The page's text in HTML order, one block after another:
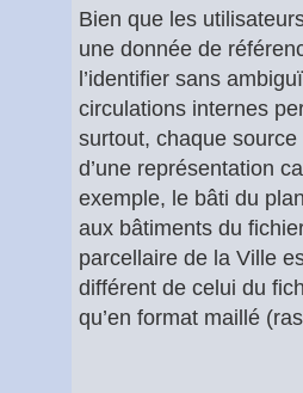
Bien que les
une donnée de
l’identifier sans
circulations internes
surtout, chaque
d’une représentation
exemple, le bâti du
aux bâtiments du
parcellaire de la Ville
différent de celui du
qu’en format maillé